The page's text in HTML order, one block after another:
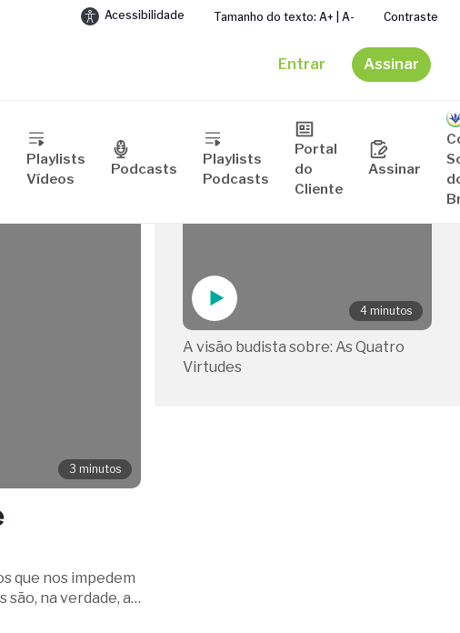
Acessibilidade Tamanho do texto: A+ | A- Contraste
Entrar Assinar
Playlists
Vídeos
Podcasts
Playlists
Podcasts
Portal
do
Cliente
Assinar
3 minutos
que nos impedem
são, na verdade, as
Playlist
4 minutos
A visão budista sobre: As Quatro
Virtudes